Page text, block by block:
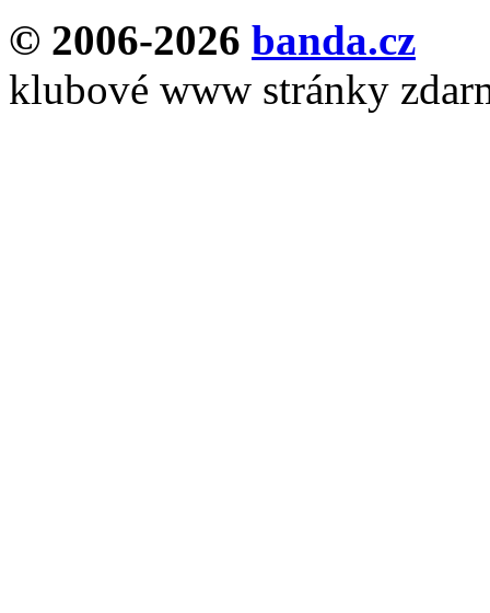
© 2006-2026 banda.cz
klubové www stránky